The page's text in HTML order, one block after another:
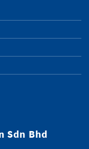
Sdn Bhd